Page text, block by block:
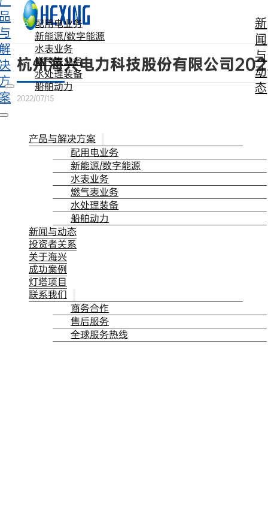
跳转到主要内容 跳转到页脚
配用电业务
新能源/数字能源
水表业务
燃气表业务
水处理装备
船舶动力
新
闻
与
动
态
产品与解决方案
配用电业务
新能源/数字能源
水表业务
燃气表业务
水处理装备
船舶动力
新闻与动态
投资者关系
关于海兴
成功案例
灯塔项目
联系我们
商务合作
售后服务
全球服务热线
杭州海兴电力科技股份有限公司
2022/07/15